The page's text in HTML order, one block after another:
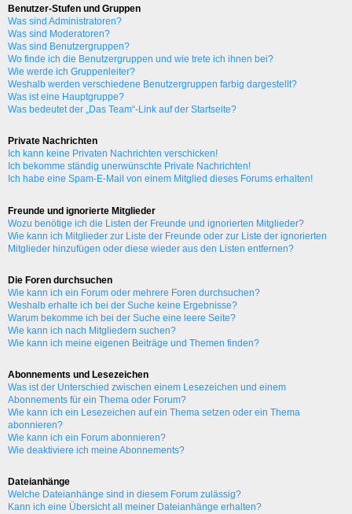
Benutzer-Stufen und Gruppen
Was sind Administratoren?
Was sind Moderatoren?
Was sind Benutzergruppen?
Wo finde ich die Benutzergruppen und wie trete ich ihnen bei?
Wie werde ich Gruppenleiter?
Weshalb werden verschiedene Benutzergruppen farbig dargestellt?
Was ist eine Hauptgruppe?
Was bedeutet der „Das Team“-Link auf der Startseite?
Private Nachrichten
Ich kann keine Privaten Nachrichten verschicken!
Ich bekomme ständig unerwünschte Private Nachrichten!
Ich habe eine Spam-E-Mail von einem Mitglied dieses Forums erhalten!
Freunde und ignorierte Mitglieder
Wozu benötige ich die Listen der Freunde und ignorierten Mitglieder?
Wie kann ich Mitglieder zur Liste der Freunde oder zur Liste der ignorierten
Mitglieder hinzufügen oder diese wieder aus den Listen entfernen?
Die Foren durchsuchen
Wie kann ich ein Forum oder mehrere Foren durchsuchen?
Weshalb erhalte ich bei der Suche keine Ergebnisse?
Warum bekomme ich bei der Suche eine leere Seite?
Wie kann ich nach Mitgliedern suchen?
Wie kann ich meine eigenen Beiträge und Themen finden?
Abonnements und Lesezeichen
Was ist der Unterschied zwischen einem Lesezeichen und einem
Abonnements für ein Thema oder Forum?
Wie kann ich ein Lesezeichen auf ein Thema setzen oder ein Thema
abonnieren?
Wie kann ich ein Forum abonnieren?
Wie deaktiviere ich meine Abonnements?
Dateianhänge
Welche Dateianhänge sind in diesem Forum zulässig?
Kann ich eine Übersicht all meiner Dateianhänge erhalten?